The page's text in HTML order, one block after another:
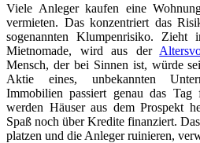
Viele Anleger kaufen eine
vermieten. Das konzentriert das
sogenannten Klumpenrisiko.
Mietnomade, wird aus der
Mensch, der bei Sinnen ist, würde
Aktie eines, unbekannten
Immobilien passiert genau das
werden Häuser aus dem Prospekt
Spaß noch über Kredite finanziert.
platzen und die Anleger ruinieren,